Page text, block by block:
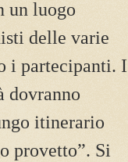
un luogo
delle varie
i partecipanti. I
dovranno
itinerario
provetto”. Si